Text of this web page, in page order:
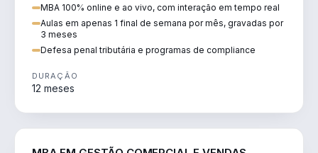
MBA 100% online e ao vivo, com interação em tempo real
Aulas em apenas 1 final de semana por mês, gravadas por
3 meses
Defesa penal tributária e programas de compliance
DURAÇÃO
12 meses